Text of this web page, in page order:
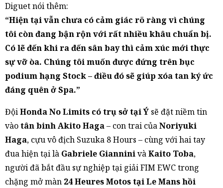
Diguet nói thêm:
“Hiện tại vẫn chưa có cảm giác rõ ràng vì chúng
tôi còn đang bận rộn với rất nhiều khâu chuẩn bị.
Có lẽ đến khi ra đến sân bay thì cảm xúc mới thực
sự vỡ òa. Chúng tôi muốn được đứng trên bục
podium hạng Stock – điều đó sẽ giúp xóa tan ký ức
đáng quên ở Spa.”
ĐộiHonda No Limits có trụ sở tại Ý sẽ đặt niềm tin
vàotân binh Akito Haga– con trai củaNoriyuki
Haga, cựu vô địch Suzuka 8 Hours – cùng với hai tay
đua hiện tại là Gabriele GianninivàKaito Toba,
người đã bắt đầu sự nghiệp tại giải FIM EWC trong
chặng mở màn 24 Heures Motos tại Le Mans hồi